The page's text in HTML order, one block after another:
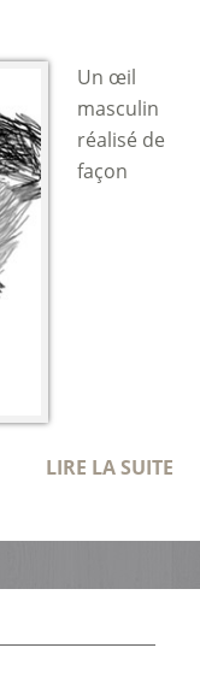
Un œil
masculin
réalisé de
façon
LIRE LA SUITE